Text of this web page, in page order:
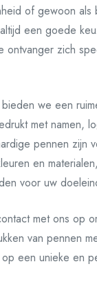
of gewoon als
een goede
ontvanger zich
we een
met namen,
pennen zijn
en
voor uw
met ons op
van pennen
een unieke en